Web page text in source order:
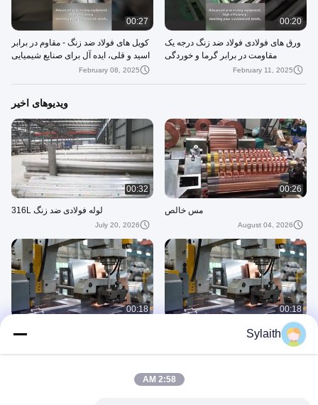
00:20
ورق های فولادی فولاد ضد زنگ درجه یک
مقاومت در برابر گرما و خوردگی
February 11, 2025
00:27
کویل های فولاد ضد زنگ - مقاوم در برابر
اسید و قلی، ایده آل برای صنایع شیمیایی
February 08, 2025
ویدیوهای اخیر
00:26
مس خالص
August 04, 2026
00:32
لوله فولادی ضد زنگ 316L
July 20, 2026
00:18
June 17, 2026
00:18
Sylaith
2:58 AM